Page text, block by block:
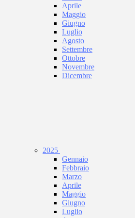
Aprile
Maggio
Giugno
Luglio
Agosto
Settembre
Ottobre
Novembre
Dicembre
2025
Gennaio
Febbraio
Marzo
Aprile
Maggio
Giugno
Luglio